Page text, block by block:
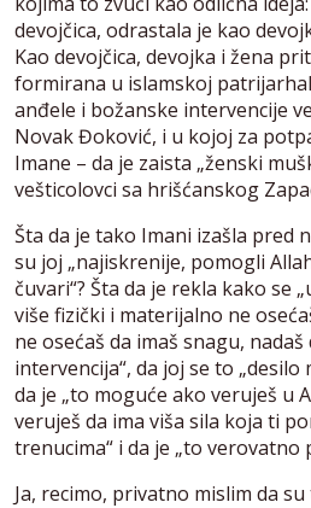
devojčica, odrastala je kao
Kao devojčica, devojka i žena
formirana u islamskoj
anđele i božanske intervencije
Novak Đoković, i u kojoj za
Imane – da je zaista „ženski
vešticolovci sa hrišćanskog
Šta da je tako Imani izašla pred
su joj „najiskrenije, pomogli
čuvari“? Šta da je rekla kako se
više fizički i materijalno ne
ne osećaš da imaš snagu,
intervencija“, da joj se to
da je „to moguće ako veruješ u
veruješ da ima viša sila koja ti
trenucima“ i da je „to verovatno
Ja, recimo, privatno mislim da